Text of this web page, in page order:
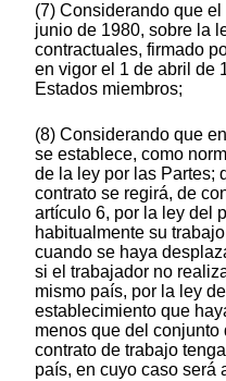
(7) Considerando que
junio de 1980, sobre la
contractuales, firmado
en vigor el 1 de abril de
Estados miembros;
(8) Considerando que
se establece, como
de la ley por las Partes;
contrato se regirá, de
artículo 6, por la ley del
habitualmente su
cuando se haya
si el trabajador no
mismo país, por la ley
establecimiento que
menos que del conjunto
contrato de trabajo
país, en cuyo caso será